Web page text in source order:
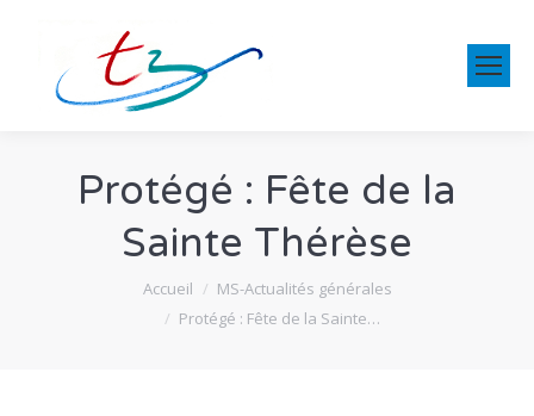
Protégé : Fête de la
Sainte Thérèse
Accueil
MS-Actualités générales
Protégé : Fête de la Sainte…